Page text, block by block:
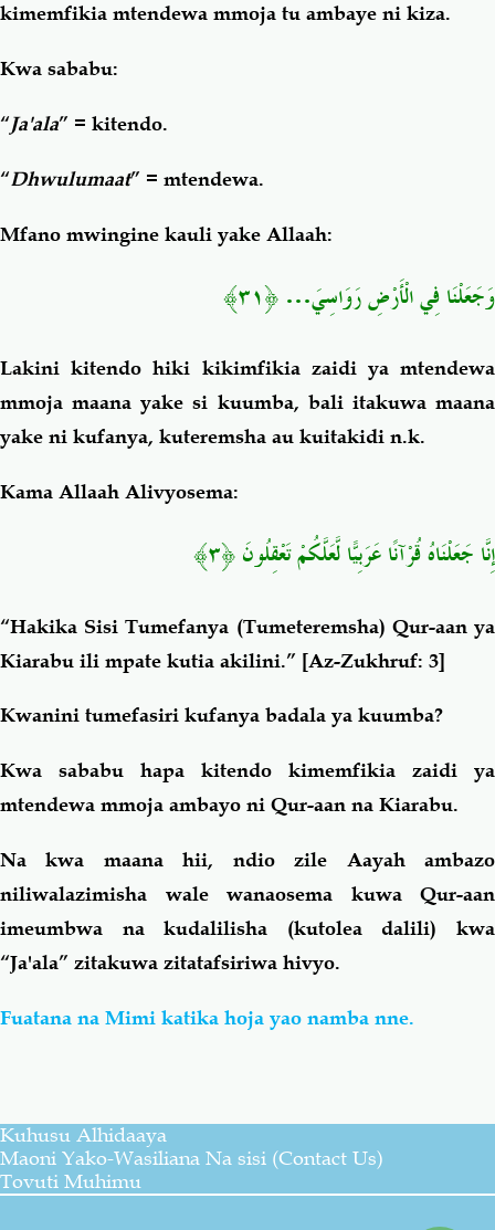
kimemfikia mtendewa mmoja tu ambaye ni kiza.
Kwa sababu:
“Ja'ala” = kitendo.
“Dhwulumaat” = mtendewa.
Mfano mwingine kauli yake Allaah:
وَجَعَلْنَا فِي الْأَرْضِ رَوَاسِيَ… ﴿٣١﴾
Lakini kitendo hiki kikimfikia zaidi ya mtendewa
mmoja maana yake si kuumba, bali itakuwa maana
yake ni kufanya, kuteremsha au kuitakidi n.k.
Kama Allaah Alivyosema:
إِنَّا جَعَلْنَاهُ قُرْآنًا عَرَبِيًّا لَّعَلَّكُمْ تَعْقِلُونَ﴿٣﴾
“Hakika Sisi Tumefanya (Tumeteremsha) Qur-aan ya
Kiarabu ili mpate kutia akilini.” [Az-Zukhruf: 3]
Kwanini tumefasiri kufanya badala ya kuumba?
Kwa sababu hapa kitendo kimemfikia zaidi ya
mtendewa mmoja ambayo ni Qur-aan na Kiarabu.
Na kwa maana hii, ndio zile Aayah ambazo
niliwalazimisha wale wanaosema kuwa Qur-aan
imeumbwa na kudalilisha (kutolea dalili) kwa
“Ja'ala” zitakuwa zitatafsiriwa hivyo.
Fuatana na Mimi katika hoja yao namba nne.
Kuhusu Alhidaaya
Maoni Yako-Wasiliana Na sisi (Contact Us)
Tovuti Muhimu